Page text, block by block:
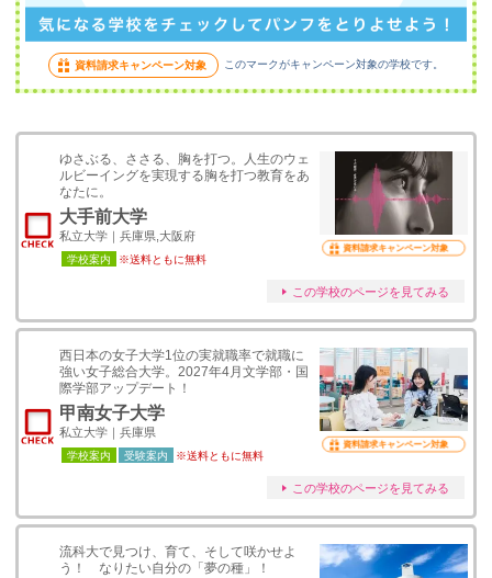
資料請求キャンペーン対象 このマークがキャンペーン対象の学校です。
ゆさぶる、ささる、胸を打つ。人生のウェ
ルビーイングを実現する胸を打つ教育をあ
なたに。
大手前大学
私立大学｜兵庫県,大阪府
学校案内 ※送料ともに無料
資料請求キャンペーン対象
この学校のページを見てみる
西日本の女子大学1位の実就職率で就職に
強い女子総合大学。2027年4月文学部・国
際学部アップデート！
甲南女子大学
私立大学｜兵庫県
学校案内 受験案内 ※送料ともに無料
資料請求キャンペーン対象
この学校のページを見てみる
流科大で見つけ、育て、そして咲かせよ
う！ なりたい自分の「夢の種」！